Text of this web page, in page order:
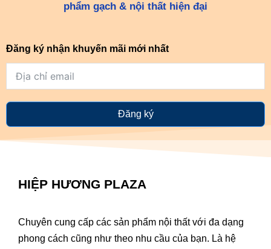
phẩm gạch & nội thất hiện đại
Đăng ký nhận khuyến mãi mới nhất
Đăng ký
HIỆP HƯƠNG PLAZA
Chuyên cung cấp các sản phẩm nội thất với đa dạng
phong cách cũng như theo nhu cầu của bạn. Là hệ